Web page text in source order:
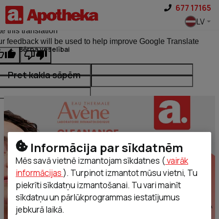
677 17165
LV
Bērna veselībai
Pret kakla sāpēm
text
this translation
feedback will be used to help improve Google Translate
Informācija par sīkdatnēm
Mēs savā vietnē izmantojam sīkdatnes (vairāk
informācijas ). Turpinot izmantot mūsu vietni, Tu
piekrīti sīkdatņu izmantošanai. Tu vari mainīt
sīkdatņu un pārlūkprogrammas iestatījumus
jebkurā laikā.